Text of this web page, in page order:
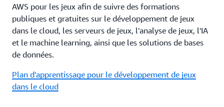
AWS pour les jeux afin de suivre des formations
publiques et gratuites sur le développement de jeux
dans le cloud, les serveurs de jeux, l'analyse de jeux, l'IA
et le machine learning, ainsi que les solutions de bases
de données.
Plan d'apprentissage pour le développement de jeux
dans le cloud